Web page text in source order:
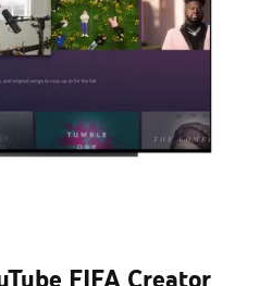
FIFA Creator